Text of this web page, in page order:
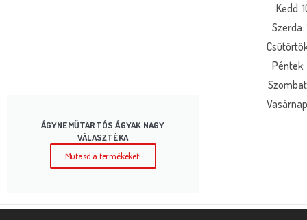
ÁGYNEMŰTARTÓS ÁGYAK NAGY
VÁLASZTÉKA
Mutasd a termékeket!
Kedd:
Szerda:
Péntek: